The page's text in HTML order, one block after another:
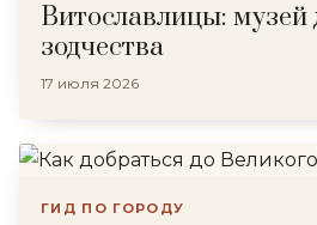
Витославлицы: музей
зодчества
17 июля 2026
ГИД ПО ГОРОДУ